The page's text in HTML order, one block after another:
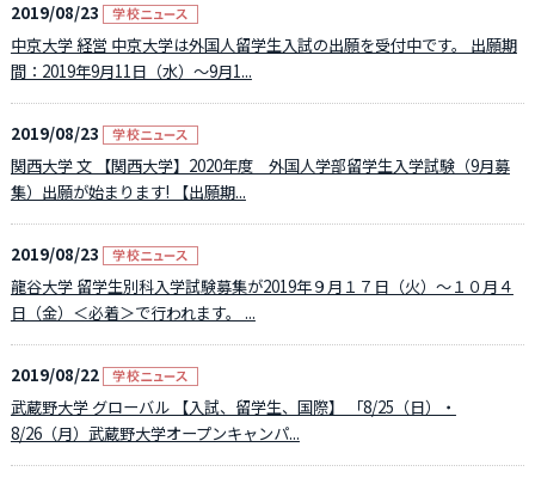
2019/08/23
中京大学 経営 中京大学は外国人留学生入試の出願を受付中です。 出願期
間：2019年9月11日（水）～9月1...
2019/08/23
関西大学 文 【関西大学】2020年度 外国人学部留学生入学試験（9月募
集）出願が始まります! 【出願期...
2019/08/23
龍谷大学 留学生別科入学試験募集が2019年９月１７日（火）～１０月４
日（金）＜必着＞で行われます。 ...
2019/08/22
武蔵野大学 グローバル 【入試、留学生、国際】 「8/25（日）・
8/26（月）武蔵野大学オープンキャンパ...